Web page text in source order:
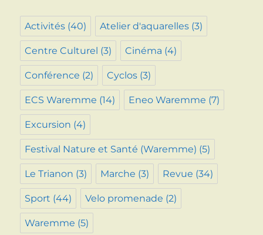
Activités (40) Atelier d'aquarelles (3)
Centre Culturel (3) Cinéma (4)
Conférence (2) Cyclos (3)
ECS Waremme (14) Eneo Waremme (7)
Excursion (4)
Festival Nature et Santé (Waremme) (5)
Le Trianon (3) Marche (3) Revue (34)
Sport (44) Velo promenade (2)
Waremme (5)